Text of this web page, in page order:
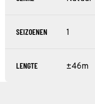
SEIZOENEN 1
LENGTE ±46m